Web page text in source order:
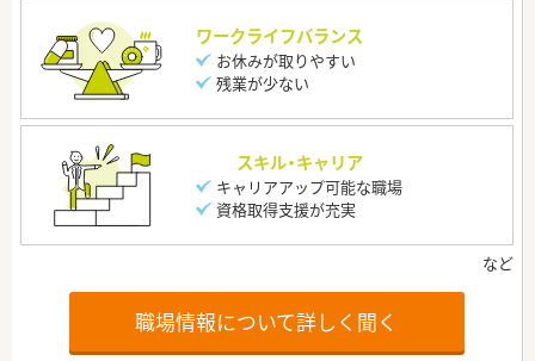
ワークライフバランス
お休みが取りやすい
残業が少ない
スキル・キャリア
キャリアアップ可能な職場
資格取得支援が充実
職場情報について詳しく聞く